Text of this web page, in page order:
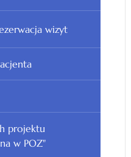
wizyt
projektu
w POZ"